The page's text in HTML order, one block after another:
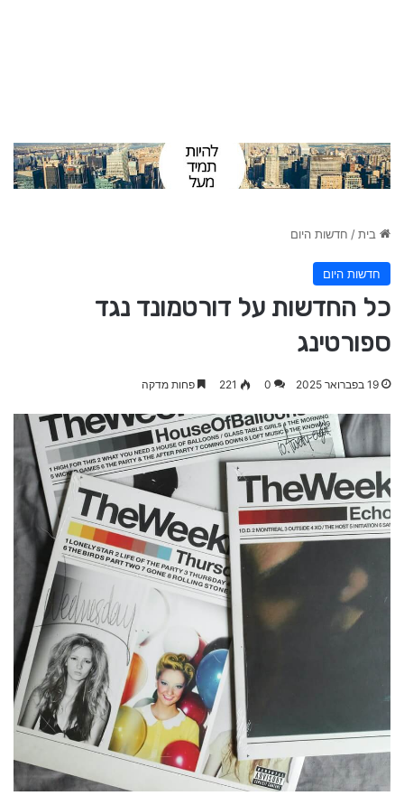
בית/ חדשות היום
חדשות היום
כל החדשות על דורטמונד נגד
ספורטינג
19 בפברואר 2025 0
221 פחות מדקה